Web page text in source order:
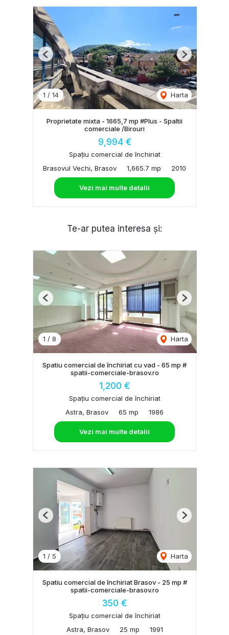
1 / 14 Harta
Previous Next
Proprietate mixta - 1665,7 mp #Plus - Spaltii
comerciale /Birouri
9,994 €
Spațiu comercial de închiriat
Brasovul Vechi, Brasov
1,665.7 mp 2010
Vezi mai multe detalii
Te-ar putea interesa și:
1 / 8 Harta
Previous Next
Spatiu comercial de închiriat cu vad - 65 mp #
spatii-comerciale-brasov.ro
1,200 €
Spațiu comercial de închiriat
Astra, Brasov
65 mp 1986
Vezi mai multe detalii
1 / 5 Harta
Previous Next
Spatiu comercial de închiriat Brasov - 25 mp #
spatii-comerciale-brasov.ro
350 €
Spațiu comercial de închiriat
Astra, Brasov
25 mp 1991